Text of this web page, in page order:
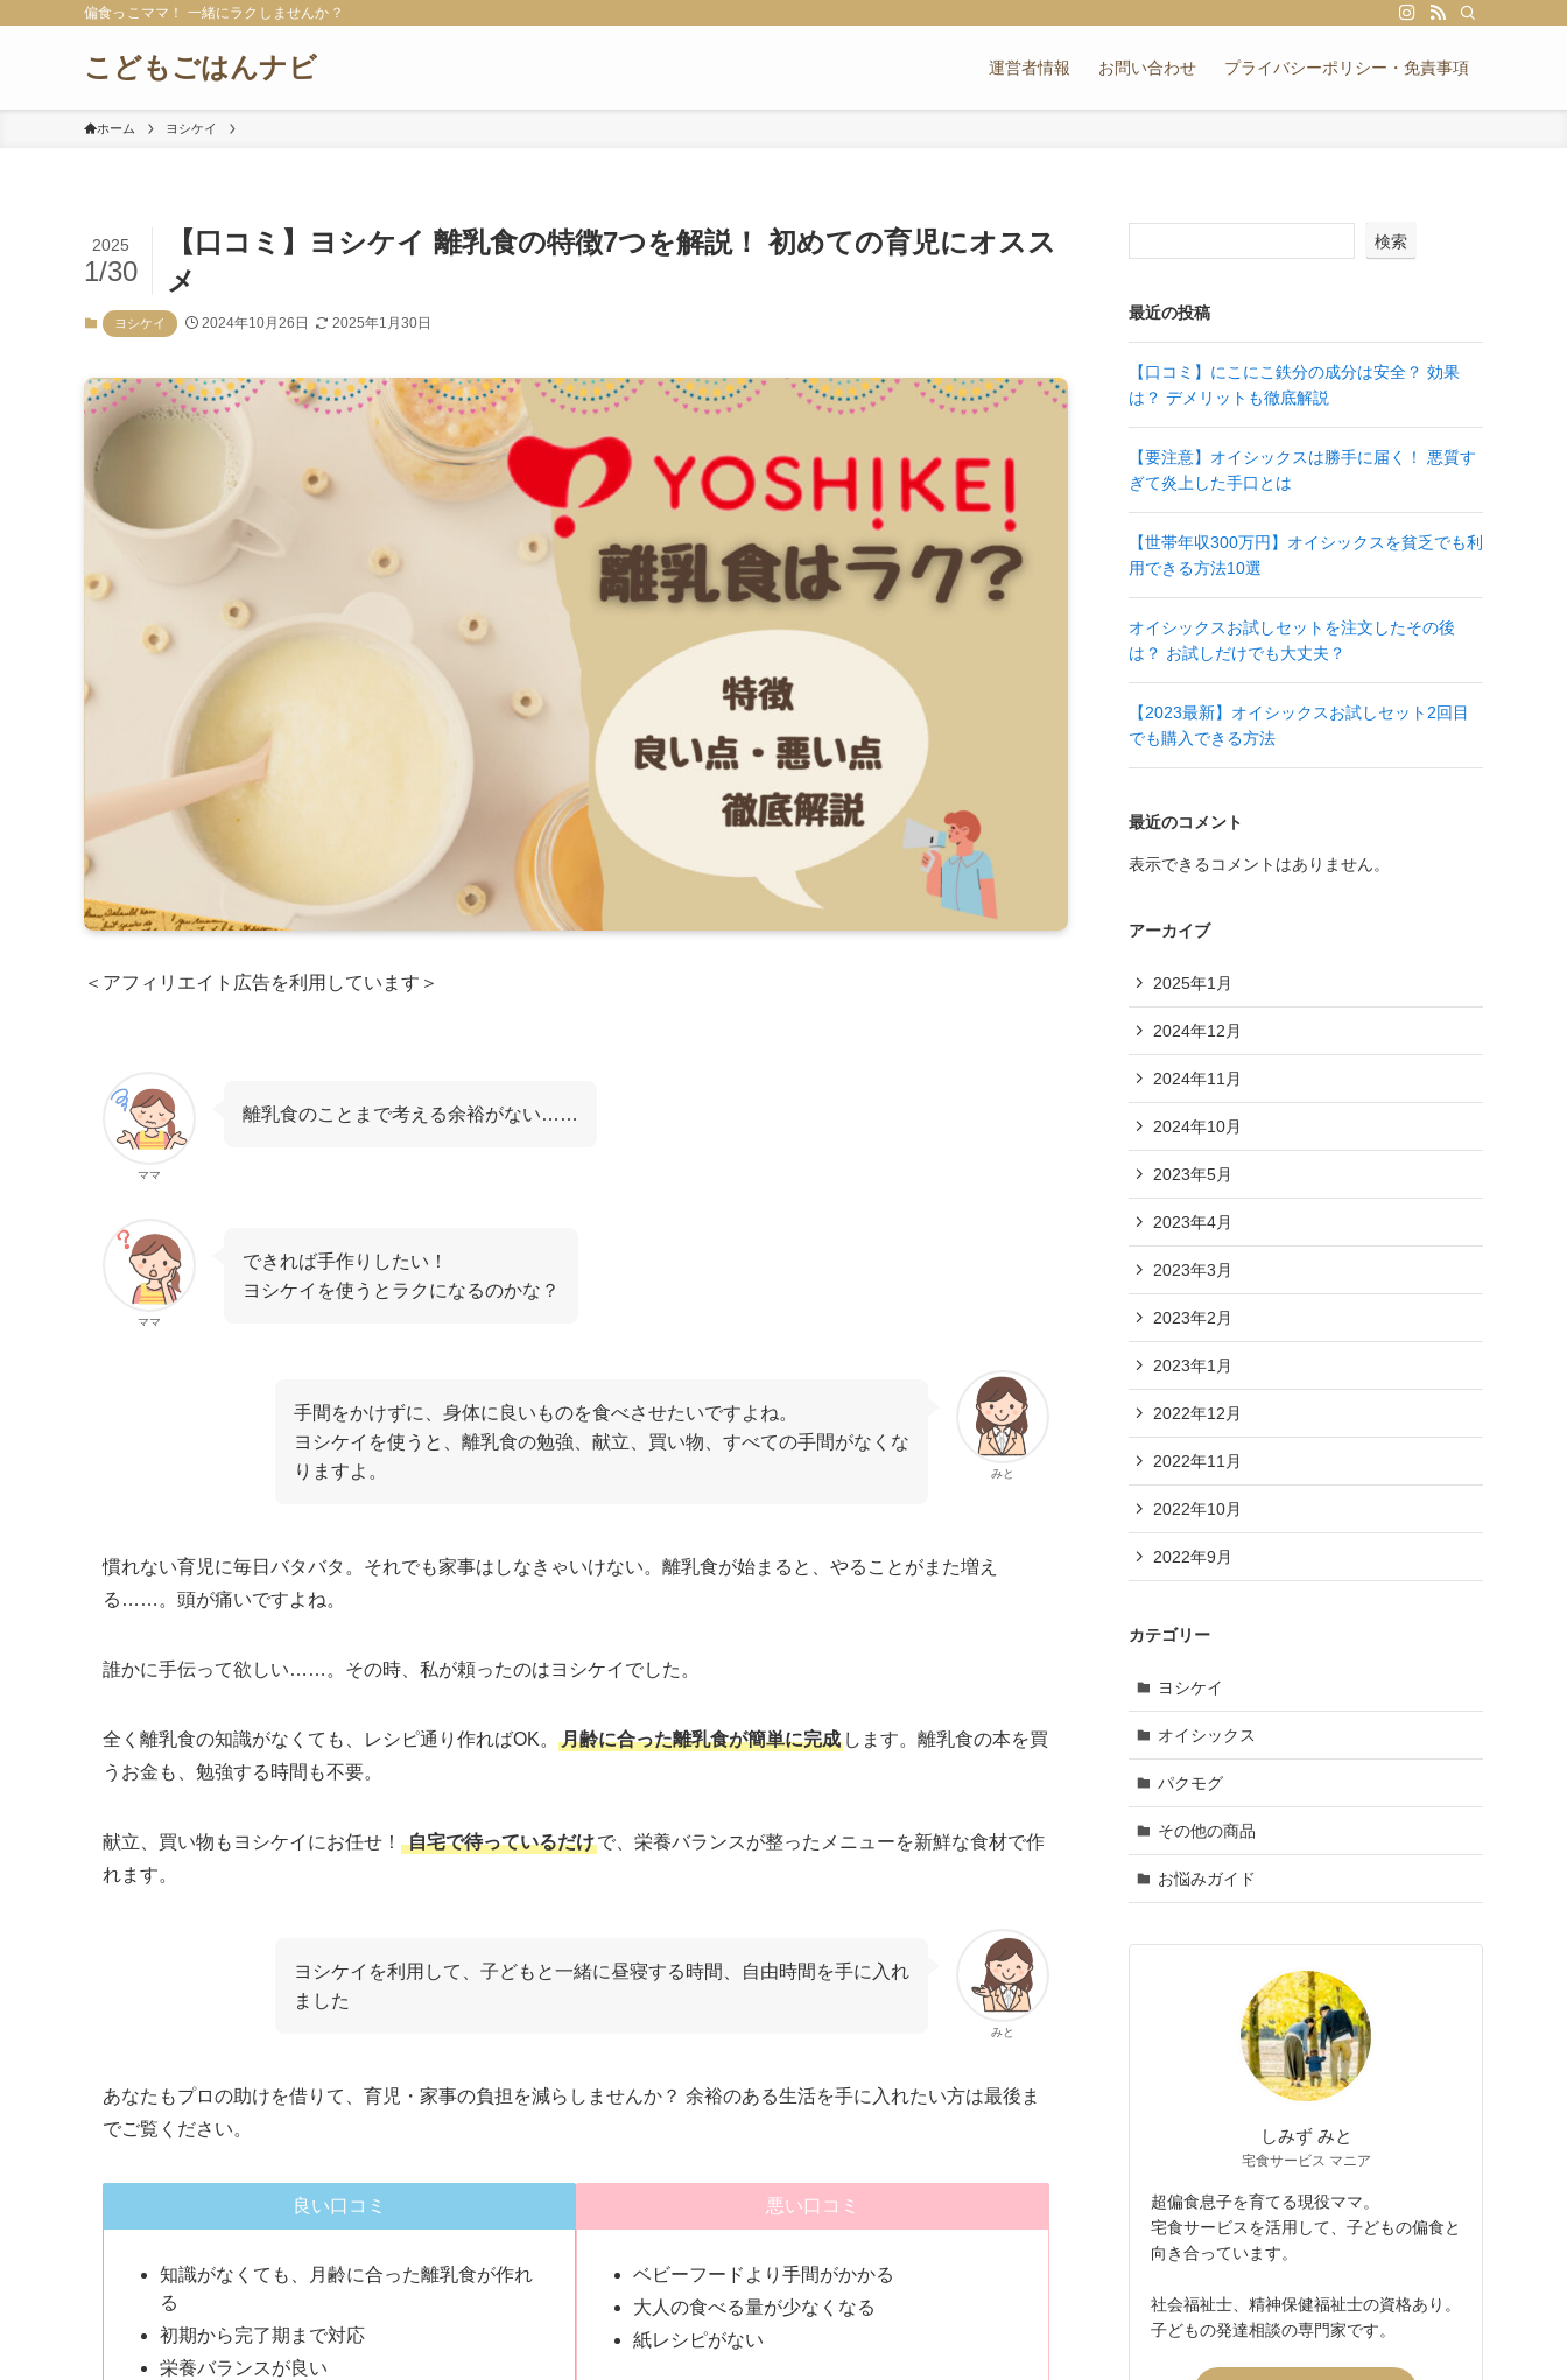
偏食っこママ！ 一緒にラクしませんか？
こどもごはんナビ 運営者情報 お問い合わせ プライバシーポリシー・免責事項
ホーム ヨシケイ
【口コミ】ヨシケイ 離乳食の特徴7つを解説！ 初めての育児にオスス
メ
2025
1/30
ヨシケイ 2024年10月26日 2025年1月30日
＜アフィリエイト広告を利用しています＞
ママ
離乳食のことまで考える余裕がない……
ママ
できれば手作りしたい！
ヨシケイを使うとラクになるのかな？
みと
手間をかけずに、身体に良いものを食べさせたいですよね。
ヨシケイを使うと、離乳食の勉強、献立、買い物、すべての手間がなくな
りますよ。
慣れない育児に毎日バタバタ。それでも家事はしなきゃいけない。離乳食が始まると、やることがまた増え
る……。頭が痛いですよね。
誰かに手伝って欲しい……。その時、私が頼ったのはヨシケイでした。
全く離乳食の知識がなくても、レシピ通り作ればOK。 月齢に合った離乳食が簡単に完成 します。離乳食の本を買
うお金も、勉強する時間も不要。
献立、買い物もヨシケイにお任せ！ 自宅で待っているだけで、栄養バランスが整ったメニューを新鮮な食材で作
れます。
みと
ヨシケイを利用して、子どもと一緒に昼寝する時間、自由時間を手に入れ
ました
あなたもプロの助けを借りて、育児・家事の負担を減らしませんか？ 余裕のある生活を手に入れたい方は最後ま
でご覧ください。
良い口コミ
知識がなくても、月齢に合った離乳食が作れ
る
初期から完了期まで対応
栄養バランスが良い
悪い口コミ
ベビーフードより手間がかかる
大人の食べる量が少なくなる
紙レシピがない
検索
最近の投稿
【口コミ】にこにこ鉄分の成分は安全？ 効果
は？ デメリットも徹底解説
【要注意】オイシックスは勝手に届く！ 悪質す
ぎて炎上した手口とは
【世帯年収300万円】オイシックスを貧乏でも利
用できる方法10選
オイシックスお試しセットを注文したその後
は？ お試しだけでも大丈夫？
【2023最新】オイシックスお試しセット2回目
でも購入できる方法
最近のコメント
表示できるコメントはありません。
アーカイブ
2025年1月
2024年12月
2024年11月
2024年10月
2023年5月
2023年4月
2023年3月
2023年2月
2023年1月
2022年12月
2022年11月
2022年10月
2022年9月
カテゴリー
ヨシケイ
オイシックス
パクモグ
その他の商品
お悩みガイド
しみず みと
宅食サービス マニア
超偏食息子を育てる現役ママ。
宅食サービスを活用して、子どもの偏食と
向き合っています。
社会福祉士、精神保健福祉士の資格あり。
子どもの発達相談の専門家です。